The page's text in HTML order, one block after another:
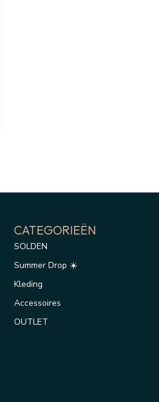
CATEGORIEËN
SOLDEN
Summer Drop ☀️
Kleding
Accessoires
OUTLET